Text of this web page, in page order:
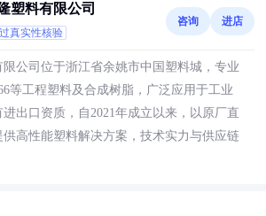
塑料有限公司
真实性核验
咨询 进店
公司位于浙江省余姚市中国塑料城，专业
等工程塑料及合成树脂，广泛应用于工业
出口资质，自2021年成立以来，以原厂直
高性能塑料解决方案，技术实力与供应链